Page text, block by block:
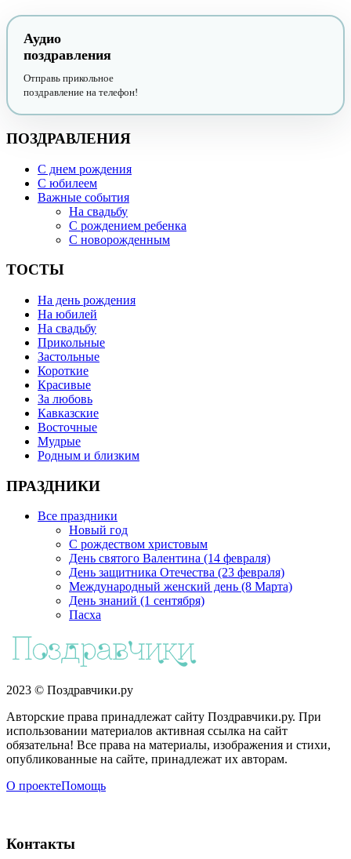
Аудио
поздравления
Отправь прикольное
поздравление на телефон!
ПОЗДРАВЛЕНИЯ
С днем рождения
С юбилеем
Важные события
На свадьбу
С рождением ребенка
С новорожденным
ТОСТЫ
На день рождения
На юбилей
На свадьбу
Прикольные
Застольные
Короткие
Красивые
За любовь
Кавказские
Восточные
Мудрые
Родным и близким
ПРАЗДНИКИ
Все праздники
Новый год
С рождеством христовым
День святого Валентина (14 февраля)
День защитника Отечества (23 февраля)
Международный женский день (8 Марта)
День знаний (1 сентября)
Пасха
2023 © Поздравчики.ру
Авторские права принадлежат сайту Поздравчики.ру. При
использовании материалов активная ссылка на сайт
обязательна! Все права на материалы, изображения и стихи,
опубликованные на сайте, принадлежат их авторам.
О проектеПомощь
Контакты